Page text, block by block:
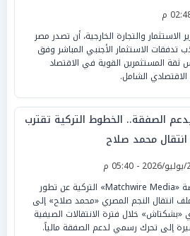
الاستثمار والتجارة الخارجية، أن تصدر مصر
تدفقات الاستثمار الأجنبي المباشر وفق
2026»، يعكس ثقة المستثمرين القوية في الاقتصاد
الشامل.
الصفقة.. الخطوط التركية تقترب
محمد صلاح
كشفت منصة «Matchwire Media» التركية عن تطور
انتقال النجم المصري «محمد صلاح» إلى
خلال فترة الانتقالات الصيفية
إلى تحرك رسمي لدعم الصفقة مالياً.